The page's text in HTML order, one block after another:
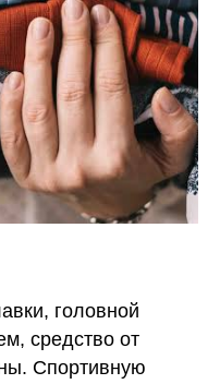
головной
средство от
Спортивную